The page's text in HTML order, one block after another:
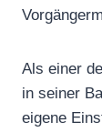
Als einer
in seiner
eigene